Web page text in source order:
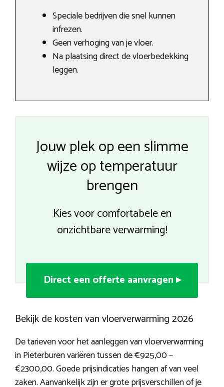
Speciale bedrijven die snel kunnen
infrezen.
Geen verhoging van je vloer.
Na plaatsing direct de vloerbedekking
leggen.
Jouw plek op een slimme
wijze op temperatuur
brengen
Kies voor comfortabele en
onzichtbare verwarming!
Direct een offerte aanvragen ▸
Bekijk de kosten van vloerverwarming 2026
De tarieven voor het aanleggen van vloerverwarming
in Pieterburen variëren tussen de €925,00 –
€2300,00. Goede prijsindicaties hangen af van veel
zaken. Aanvankelijk zijn er grote prijsverschillen of je